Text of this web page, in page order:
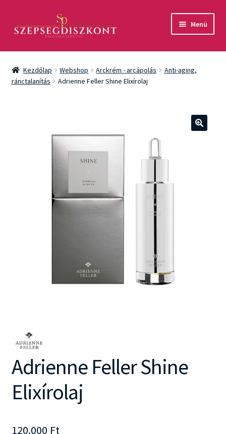
aa
Menü
Akció
Csomagok
Fényvédelem
Kezdőlap Webshop Arckrém - arcápolás
Anti-aging,
ránctalanítás
Adrienne Feller Shine Elixírolaj
Adrienne Feller Shine
Elixírolaj
120.000 Ft